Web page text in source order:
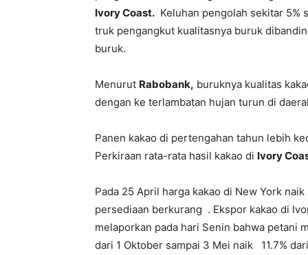
Ivory Coast. Keluhan pengolah sekitar 5%
truk pengangkut kualitasnya buruk
buruk.
Menurut Rabobank, buruknya kualitas
dengan ke terlambatan hujan turun di
Panen kakao di pertengahan tahun lebih
Perkiraan rata-rata hasil kakao di Ivory
Pada 25 April harga kakao di New York
persediaan berkurang . Ekspor kakao di
melaporkan pada hari Senin bahwa petani
dari 1 Oktober sampai 3 Mei naik 11.7%